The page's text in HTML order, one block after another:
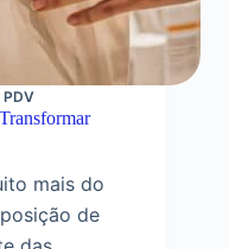
PDV
mais do
de